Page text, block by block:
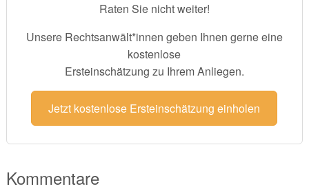
Raten Sie nicht weiter!
Unsere Rechtsanwält*innen geben Ihnen gerne eine
kostenlose
Ersteinschätzung zu Ihrem Anliegen.
Jetzt kostenlose Ersteinschätzung einholen
Kommentare